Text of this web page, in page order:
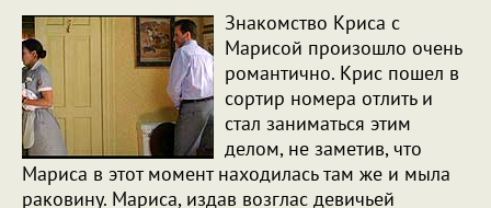
Знакомство Криса с
Марисой произошло очень
романтично. Крис пошел в
сортир номера отлить и
стал заниматься этим
делом, не заметив, что
Мариса в этот момент находилась там же и мыла
раковину. Мариса, издав возглас девичьей